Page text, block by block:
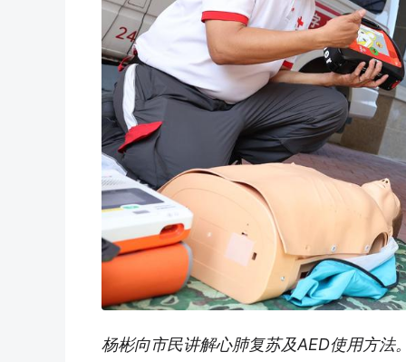
杨彬向市民讲解心肺复苏及AED使用方法